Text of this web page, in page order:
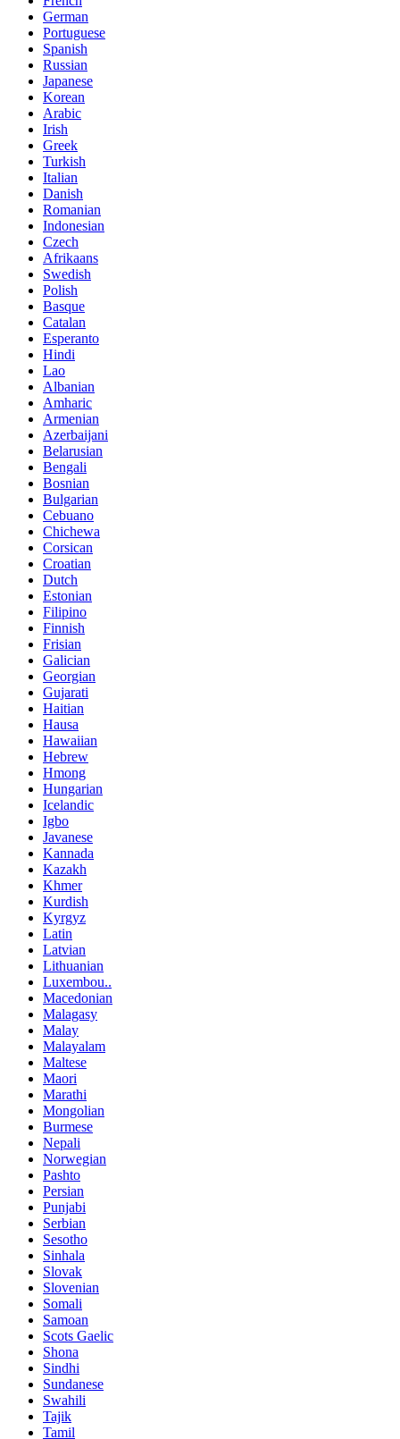
German
Portuguese
Spanish
Russian
Japanese
Korean
Arabic
Irish
Greek
Turkish
Italian
Danish
Romanian
Indonesian
Czech
Afrikaans
Swedish
Polish
Basque
Catalan
Esperanto
Hindi
Lao
Albanian
Amharic
Armenian
Azerbaijani
Belarusian
Bengali
Bosnian
Bulgarian
Cebuano
Chichewa
Corsican
Croatian
Dutch
Estonian
Filipino
Finnish
Frisian
Galician
Georgian
Gujarati
Haitian
Hausa
Hawaiian
Hebrew
Hmong
Hungarian
Icelandic
Igbo
Javanese
Kannada
Kazakh
Khmer
Kurdish
Kyrgyz
Latin
Latvian
Lithuanian
Luxembou..
Macedonian
Malagasy
Malay
Malayalam
Maltese
Maori
Marathi
Mongolian
Burmese
Nepali
Norwegian
Pashto
Persian
Punjabi
Serbian
Sesotho
Sinhala
Slovak
Slovenian
Somali
Samoan
Scots Gaelic
Shona
Sindhi
Sundanese
Swahili
Tajik
Tamil